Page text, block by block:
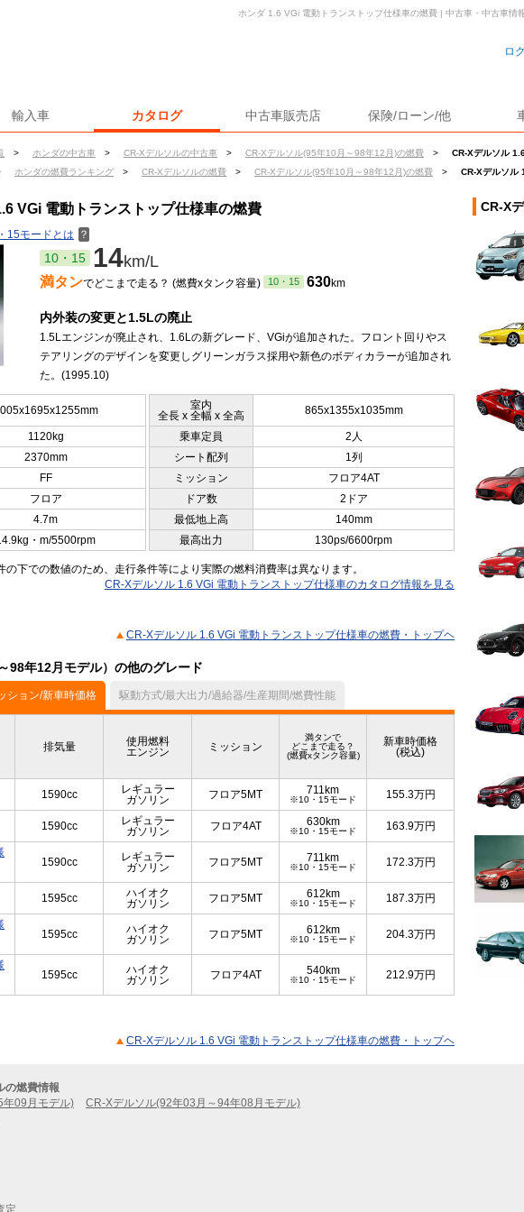
ロ
輸入車 カタログ 中古車販売店 保険/ローン/他
> ホンダの中古車 > CR-Xデルソルの中古車 > CR-Xデルソル(95年10月～98年12月)の燃費 >
CR-Xデルソル
ホンダの燃費ランキング > CR-Xデルソルの燃費 > CR-Xデルソル(95年10月～98年12月)の燃費 > CR-Xデルソル
ホンダ 1.6 VGi 電動トランストップ仕様車の燃費 | 中古車・中古車情
VGi 電動トランストップ仕様車の燃費
15モードとは ？
10・15 14km/L
満タンでどこまで走る？ (燃費xタンク容量) 10・15 630km
内外装の変更と1.5Lの廃止
1.5Lエンジンが廃止され、1.6Lの新グレード、VGiが追加された。フロント回りやス
テアリングのデザインを変更しグリーンガラス採用や新色のボディカラーが追加され
た。(1995.10)
室内
全長 x 全幅 x 全高
865x1355x1035mm
1120kg 乗車定員
2人
2370mm シート配列
1列
FF ミッション
フロア4AT
フロア ドア数
2ドア
4.7m 最低地上高
140mm
・m/5500rpm 最高出力 130ps/6600rpm
下での数値のため、走行条件等により実際の燃料消費率は異なります。
CR-Xデルソル 1.6 VGi 電動トランストップ仕様車のカタログ情報を見る
CR-Xデルソル 1.6 VGi 電動トランストップ仕様車の燃費・トップヘ
98年12月モデル）の他のグレード
ション/新車時価格 駆動方式/最大出力/過給器/生産期間/燃費性能
排気量
使用燃料
エンジン
ミッション
満タンで
どこまで走る？
(燃費xタンク容量)
新車時価格
(税込)
1590cc
レギュラー
ガソリン
フロア5MT 711km
※10・15モード 155.3万円
1590cc
レギュラー
ガソリン
フロア4AT 630km
※10・15モード 163.9万円
1590cc
レギュラー
ガソリン
フロア5MT 711km
※10・15モード 172.3万円
1595cc
ハイオク
ガソリン
フロア5MT 612km
※10・15モード 187.3万円
1595cc
ハイオク
ガソリン
フロア5MT 612km
※10・15モード 204.3万円
1595cc
ハイオク
ガソリン
フロア4AT 540km
※10・15モード 212.9万円
CR-Xデルソル 1.6 VGi 電動トランストップ仕様車の燃費・トップヘ
CR-X
の燃費情報
09月モデル)
CR-Xデルソル(92年03月～94年08月モデル)